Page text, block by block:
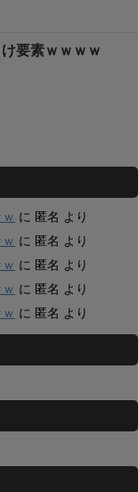
要素ｗｗｗｗ
に 匿名 より
に 匿名 より
に 匿名 より
に 匿名 より
に 匿名 より